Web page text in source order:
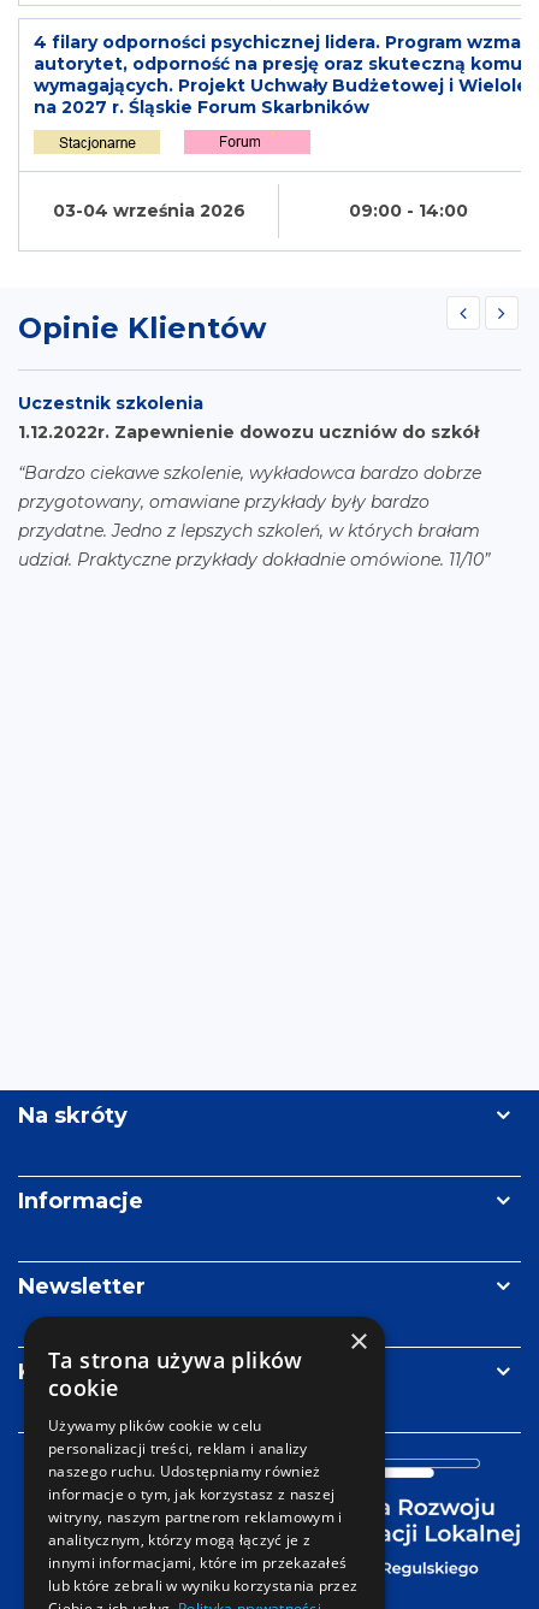
4 filary odporności psychicznej lidera. Program
autorytet, odporność na presję oraz skuteczną
wymagających. Projekt Uchwały Budżetowej i
na 2027 r. Śląskie Forum Skarbników
03-04 września 2026 09:00 - 14:00
Opinie Klientów
Uczestnik szkolenia
1.12.2022r. Zapewnienie dowozu uczniów do szkół
“Bardzo ciekawe szkolenie, wykładowca bardzo dobrze
przygotowany, omawiane przykłady były bardzo
przydatne. Jedno z lepszych szkoleń, w których brałam
udział. Praktyczne przykłady dokładnie omówione. 11/10”
Na skróty
Informacje
Newsletter
Kontakt
×
Ta strona używa plików
cookie
Używamy plików cookie w celu
personalizacji treści, reklam i analizy
naszego ruchu. Udostępniamy również
informacje o tym, jak korzystasz z naszej
witryny, naszym partnerom reklamowym i
analitycznym, którzy mogą łączyć je z
innymi informacjami, które im przekazałeś
lub które zebrali w wyniku korzystania przez